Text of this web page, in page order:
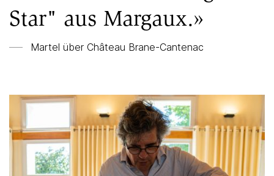
Star" aus Margaux.»
Martel über Château Brane-Cantenac